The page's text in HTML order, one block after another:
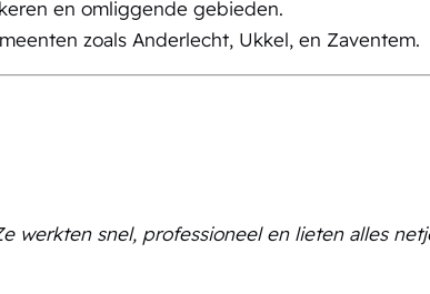
en omliggende gebieden.
zoals Anderlecht, Ukkel, en Zaventem.
werkten snel, professioneel en lieten alles